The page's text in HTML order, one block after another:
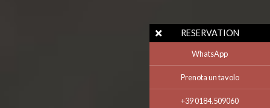
RESERVATION
WhatsApp
Prenota un tavolo
+39 0184.509060